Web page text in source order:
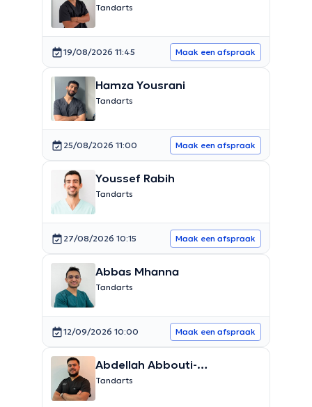
Tandarts
19/08/2026 11:45 Maak een afspraak
Hamza Yousrani
Tandarts
25/08/2026 11:00 Maak een afspraak
Youssef Rabih
Tandarts
27/08/2026 10:15 Maak een afspraak
Abbas Mhanna
Tandarts
12/09/2026 10:00 Maak een afspraak
Abdellah Abbouti-
Temsamani
Tandarts